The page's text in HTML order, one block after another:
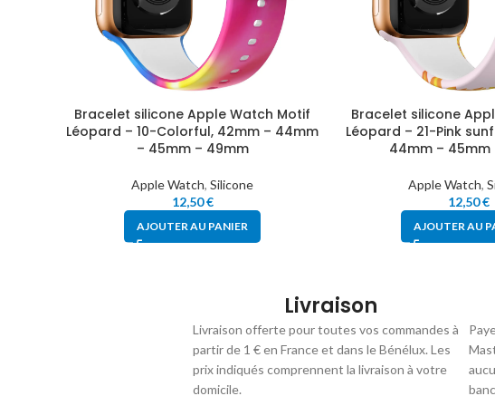
Bracelet silicone Apple Watch Motif
Léopard – 10-Colorful, 42mm – 44mm
– 45mm – 49mm
Apple Watch,Silicone
12,50€
AJOUTER AU PANIER
Bracelet silicone
Léopard – 21-Pink
44mm – 45mm
Apple Watch,
12,50€
AJOUTER AU
Livraison
Livraison offerte pour toutes vos commandes à
partir de 1 € en France et dans le Bénélux. Les
prix indiqués comprennent la livraison à votre
domicile.